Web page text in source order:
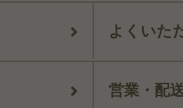
よくいた
営業・配